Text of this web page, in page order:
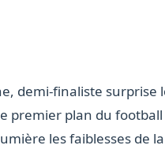
demi-finaliste surprise
premier plan du
les faiblesses de